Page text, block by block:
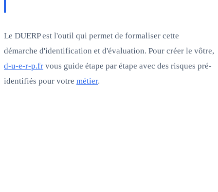
Le DUERP est l'outil qui permet de formaliser cette
démarche d'identification et d'évaluation. Pour créer le vôtre,
d-u-e-r-p.fr vous guide étape par étape avec des risques pré-
identifiés pour votre métier.